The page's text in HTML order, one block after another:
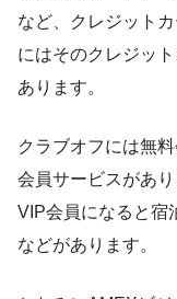
など、クレジット
にはそのクレジッ
あります。
クラブオフには無
会員サービスがあり
VIP会員になると宿
などがあります。